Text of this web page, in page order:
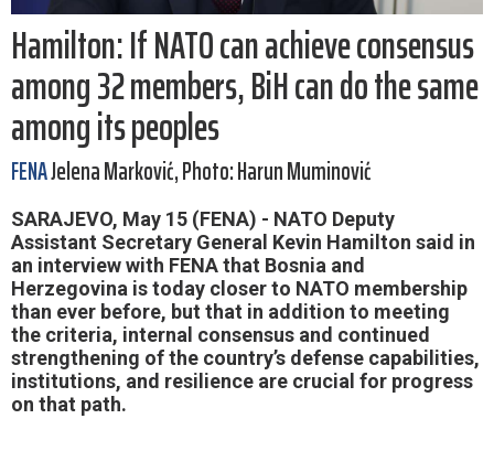
Hamilton: If NATO can achieve consensus
among 32 members, BiH can do the same
among its peoples
FENAJelena Marković, Photo: Harun Muminović
SARAJEVO, May 15 (FENA) - NATO Deputy
Assistant Secretary General Kevin Hamilton said in
an interview with FENA that Bosnia and
Herzegovina is today closer to NATO membership
than ever before, but that in addition to meeting
the criteria, internal consensus and continued
strengthening of the country’s defense capabilities,
institutions, and resilience are crucial for progress
on that path.